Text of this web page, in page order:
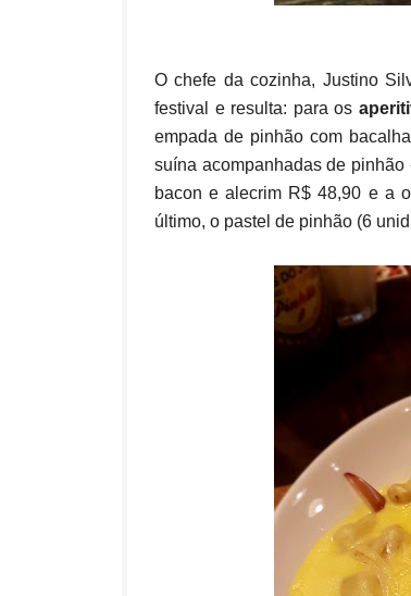
O chefe da cozinha, Justino
festival e resulta: para os
empada de pinhão com
suína acompanhadas de
bacon e alecrim R$ 48,90 e a
último, o pastel de pinhão (6